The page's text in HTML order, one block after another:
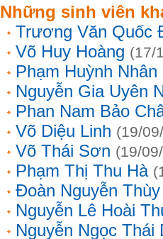
Những sinh viên
Trương Văn Quốc
Võ Huy Hoàng (17/
Phạm Huỳnh Nhân
Nguyễn Gia Uyên
Phan Nam Bảo
Võ Diệu Linh (19/
Võ Thái Sơn (19/
Phạm Thị Thu Hà
Đoàn Nguyễn
Nguyễn Lê Hoài
Nguyễn Ngọc Thái